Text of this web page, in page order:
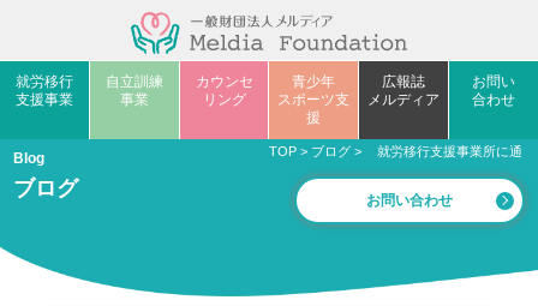
就労移行
支援事業
自立訓練
事業
カウンセ
リング
青少年
スポーツ支
援
広報誌
メルディア
お問い
合わせ
Blog
ブログ
TOP > ブログ > 就労移行支援事業所に通
お問い合わせ